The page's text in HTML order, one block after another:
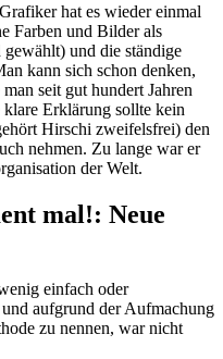
hat es wieder einmal
Farben und Bilder als
und die ständige
kann sich schon denken,
seit gut hundert Jahren
Erklärung sollte kein
Hirschi zweifelsfrei) den
nehmen. Zu lange war er
der Welt.
mal!: Neue
einfach oder
aufgrund der Aufmachung
zu nennen, war nicht